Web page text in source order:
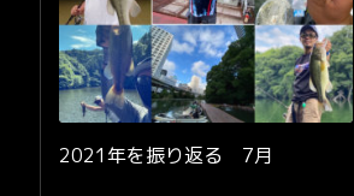
2021年を振り返る 7月